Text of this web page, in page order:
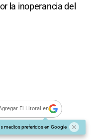
la inoperancia del
El Litoral en
medios preferidos en Google